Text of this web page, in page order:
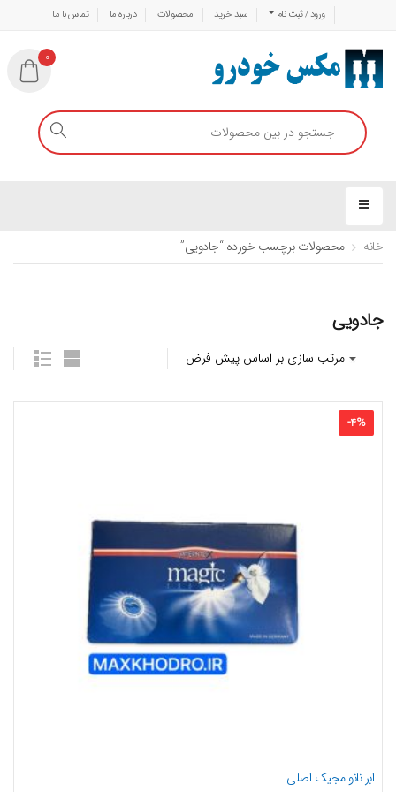
ورود / ثبت نام سبد خرید محصولات درباره ما تماس با ما
0
خانه محصولات برچسب خورده “جادویی”
جادویی
-4%
ابر نانو مجیک اصلی